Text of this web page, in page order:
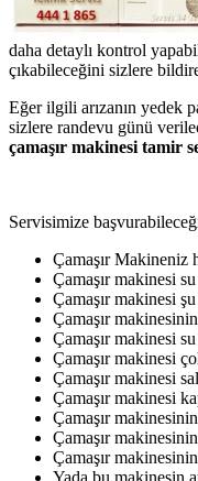
daha detaylı kontrol
çıkabileceğini sizlere
Eğer ilgili arızanın yedek
sizlere randevu günü
çamaşır makinesi tamir
Servisimize
Çamaşır Makineniz
Çamaşır makinesi
Çamaşır makinesi
Çamaşır
Çamaşır makinesi
Çamaşır makinesi
Çamaşır makinesi
Çamaşır makinesi
Çamaşır
Çamaşır
Çamaşır
Yada bu makinesin